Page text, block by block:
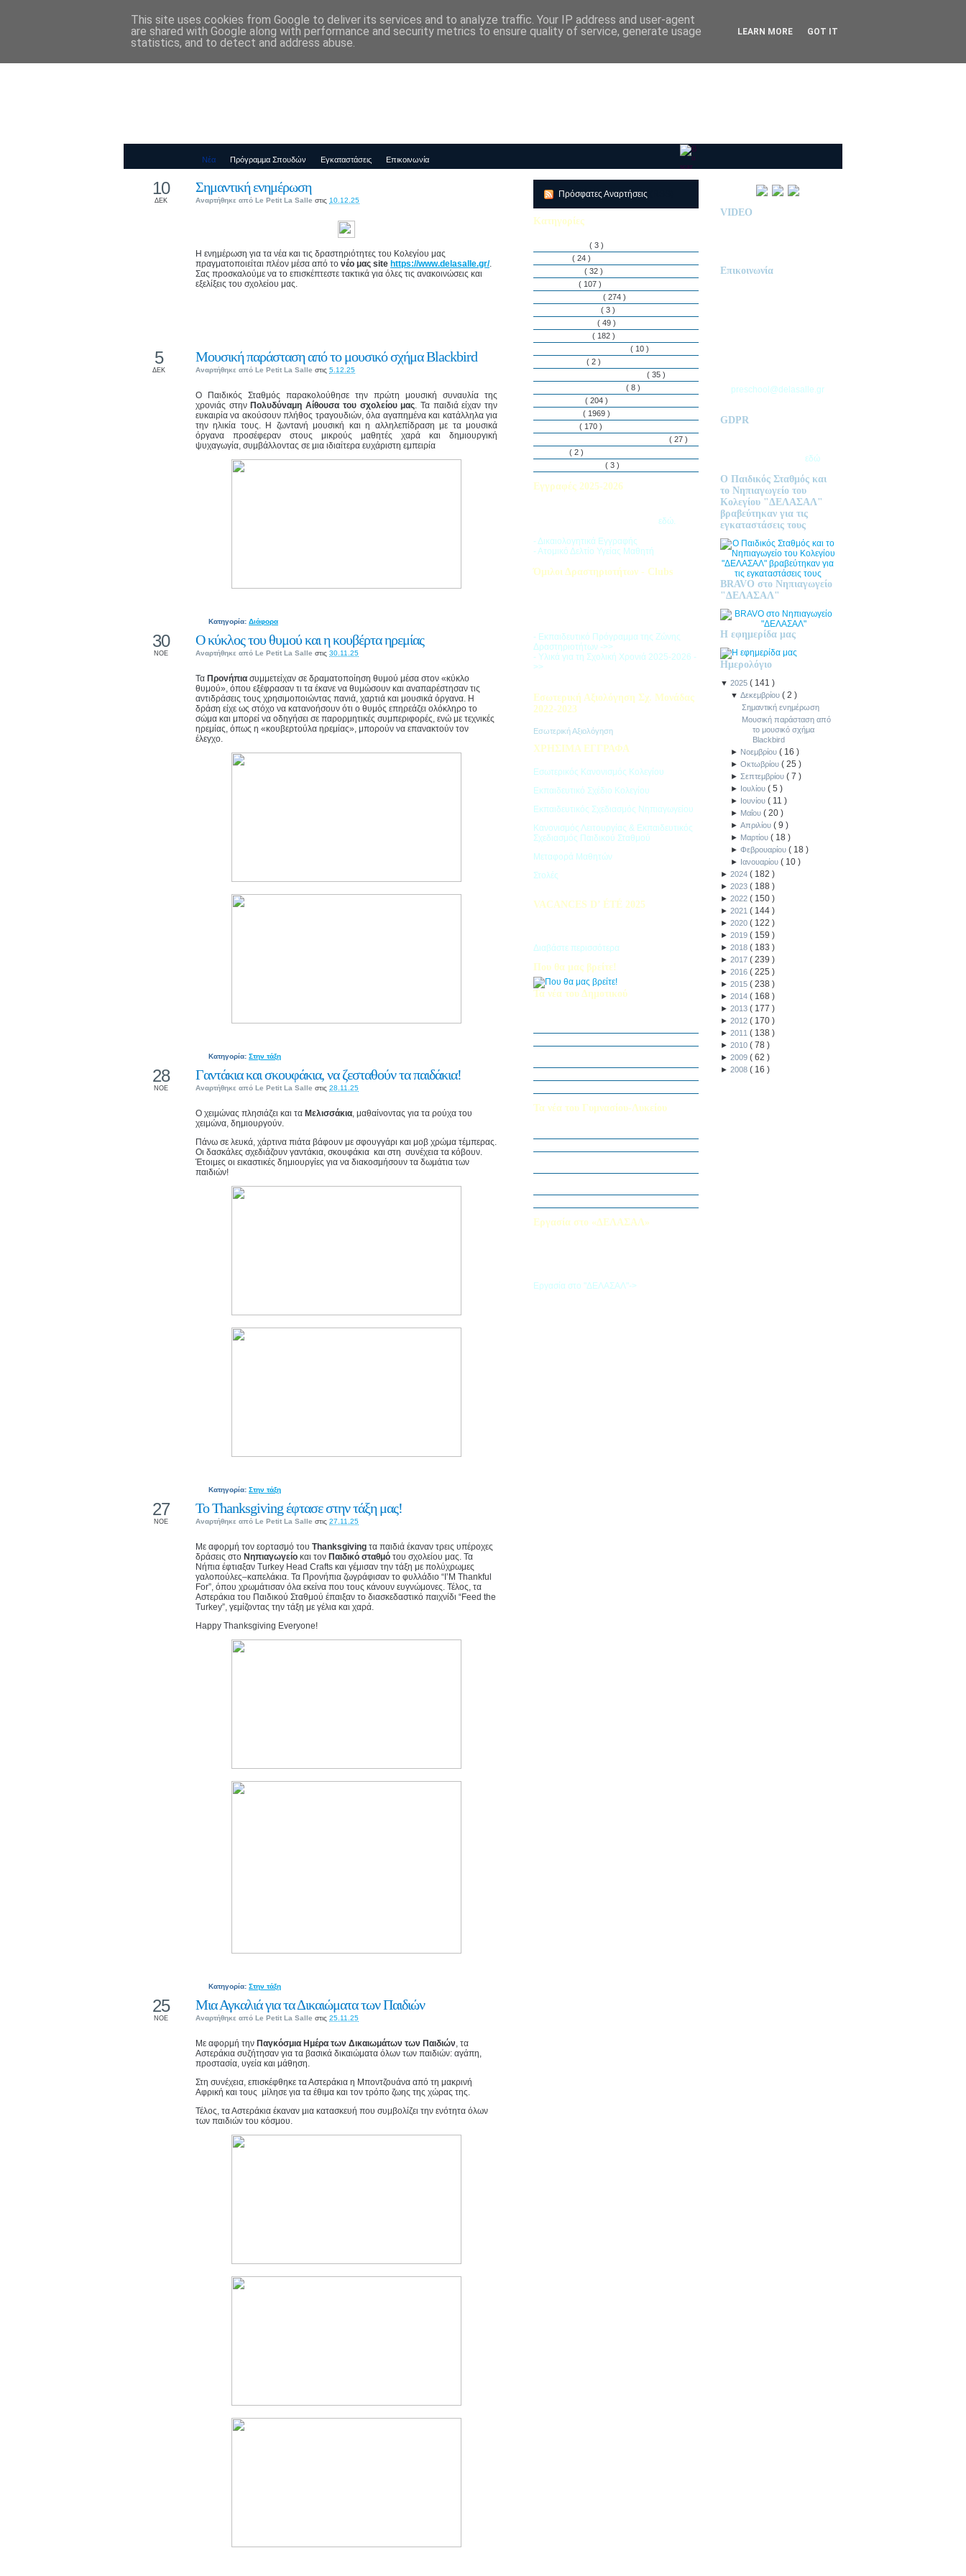
Παιδικός Σταθμός-Νηπιαγωγείο "ΔΕΛΑΣΑΛ"
Νέα Πρόγραμμα Σπουδών Εγκαταστάσεις Επικοινωνία
Σημαντική ενημέρωση
Αναρτήθηκε από Le Petit La Salle στις 10.12.25
10
ΔΕΚ
Η ενημέρωση για τα νέα και τις δραστηριότητες του Κολεγίου μας
πραγματοποιείται πλέον μέσα από το νέο μας site https://www.delasalle.gr/.
Σας προσκαλούμε να το επισκέπτεστε τακτικά για όλες τις ανακοινώσεις και
εξελίξεις του σχολείου μας.
Μουσική παράσταση από το μουσικό σχήμα Blackbird
Αναρτήθηκε από Le Petit La Salle στις 5.12.25
5
ΔΕΚ
Ο Παιδικός Σταθμός παρακολούθησε την πρώτη μουσική συναυλία της
χρονιάς στην Πολυδύναμη Αίθουσα του σχολείου μας. Τα παιδιά είχαν την
ευκαιρία να ακούσουν πλήθος τραγουδιών, όλα αγαπημένα και κατάλληλα για
την ηλικία τους. Η ζωντανή μουσική και η αλληλεπίδραση με τα μουσικά
όργανα προσέφεραν στους μικρούς μαθητές χαρά και δημιουργική
ψυχαγωγία, συμβάλλοντας σε μια ιδιαίτερα ευχάριστη εμπειρία
Κατηγορία: Διάφορα
Ο κύκλος του θυμού και η κουβέρτα ηρεμίας
Αναρτήθηκε από Le Petit La Salle στις 30.11.25
30
ΝΟΕ
Τα Προνήπια συμμετείχαν σε δραματοποίηση θυμού μέσα στον «κύκλο
θυμού», όπου εξέφρασαν τι τα έκανε να θυμώσουν και αναπαρέστησαν τις
αντιδράσεις τους χρησιμοποιώντας πανιά, χαρτιά και μουσικά όργανα. Η
δράση είχε ως στόχο να κατανοήσουν ότι ο θυμός επηρεάζει ολόκληρο το
σώμα και μπορεί να οδηγήσει σε παρορμητικές συμπεριφορές, ενώ με τεχνικές
ηρεμίας, όπως η «κουβερτούλα ηρεμίας», μπορούν να επανακτούν τον
έλεγχο.
Κατηγορία: Στην τάξη
Γαντάκια και σκουφάκια, να ζεσταθούν τα παιδάκια!
Αναρτήθηκε από Le Petit La Salle στις 28.11.25
28
ΝΟΕ
Ο χειμώνας πλησιάζει και τα Μελισσάκια, μαθαίνοντας για τα ρούχα του
χειμώνα, δημιουργούν.
Πάνω σε λευκά, χάρτινα πιάτα βάφουν με σφουγγάρι και μοβ χρώμα τέμπερας.
Οι δασκάλες σχεδιάζουν γαντάκια, σκουφάκια και στη συνέχεια τα κόβουν.
Έτοιμες οι εικαστικές δημιουργίες για να διακοσμήσουν τα δωμάτια των
παιδιών!
Κατηγορία: Στην τάξη
Το Thanksgiving έφτασε στην τάξη μας!
Αναρτήθηκε από Le Petit La Salle στις 27.11.25
27
ΝΟΕ
Με αφορμή τον εορτασμό του Thanksgiving τα παιδιά έκαναν τρεις υπέροχες
δράσεις στο Νηπιαγωγείο και τον Παιδικό σταθμό του σχολείου μας. Τα
Νήπια έφτιαξαν Turkey Head Crafts και γέμισαν την τάξη με πολύχρωμες
γαλοπούλες–καπελάκια. Τα Προνήπια ζωγράφισαν το φυλλάδιο “I’M Thankful
For”, όπου χρωμάτισαν όλα εκείνα που τους κάνουν ευγνώμονες. Τέλος, τα
Αστεράκια του Παιδικού Σταθμού έπαιξαν το διασκεδαστικό παιχνίδι “Feed the
Turkey”, γεμίζοντας την τάξη με γέλια και χαρά.
Happy Thanksgiving Everyone!
Κατηγορία: Στην τάξη
Μια Αγκαλιά για τα Δικαιώματα των Παιδιών
Αναρτήθηκε από Le Petit La Salle στις 25.11.25
25
ΝΟΕ
Με αφορμή την Παγκόσμια Ημέρα των Δικαιωμάτων των Παιδιών, τα
Αστεράκια συζήτησαν για τα βασικά δικαιώματα όλων των παιδιών: αγάπη,
προστασία, υγεία και μάθηση.
Στη συνέχεια, επισκέφθηκε τα Αστεράκια η Μποντζουάνα από τη μακρινή
Αφρική και τους μίλησε για τα έθιμα και τον τρόπο ζωης της χώρας της.
Τέλος, τα Αστεράκια έκαναν μια κατασκευή που συμβολίζει την ενότητα όλων
των παιδιών του κόσμου.
Πρόσφατες Αναρτήσεις
Κατηγορίες
( 3 )
( 24 )
( 32 )
( 107 )
( 274 )
( 3 )
( 49 )
( 182 )
( 10 )
( 2 )
( 35 )
( 8 )
( 204 )
( 1969 )
( 170 )
( 27 )
( 2 )
( 3 )
Εγγραφές 2025-2026
εδώ.
- Δικαιολογητικά Εγγραφής
- Ατομικό Δελτίο Υγείας Μαθητή
Όμιλοι Δραστηριοτήτων - Clubs
- Εκπαιδευτικό Πρόγραμμα της Ζώνης
Δραστηριοτήτων ->>
- Υλικά για τη Σχολική Χρονιά 2025-2026 -
>>
Εσωτερική Αξιολόγηση Σχ. Μονάδας
2022-2023
Εσωτερική Αξιολόγηση
ΧΡΗΣΙΜΑ ΕΓΓΡΑΦΑ
Εσωτερικός Κανονισμός Κολεγίου
Εκπαιδευτικό Σχέδιο Κολεγίου
Εκπαιδευτικός Σχεδιασμός Νηπιαγωγείου
Κανονισμός Λειτουργίας & Εκπαιδευτικός
Σχεδιασμός Παιδικού Σταθμού
Μεταφορά Μαθητών
Στολές
VACANCES D’ ÉTÉ 2025
Διαβάστε περισσότερα
Που θα μας βρείτε!
Τα νέα του Δημοτικού
Τα νέα του Γυμνασίου-Λυκείου
Εργασία στο «ΔΕΛΑΣΑΛ»
Εργασία στο "ΔΕΛΑΣΑΛ"->
VIDEO
Επικοινωνία
preschool@delasalle.gr
GDPR
εδώ
Ο Παιδικός Σταθμός και
το Νηπιαγωγείο του
Κολεγίου "ΔΕΛΑΣΑΛ"
βραβεύτηκαν για τις
εγκαταστάσεις τους
BRAVO στο Νηπιαγωγείο
"ΔΕΛΑΣΑΛ"
Η εφημερίδα μας
Ημερολόγιο
▼ 2025 ( 141 )
▼Δεκεμβρίου(2)
Σημαντική ενημέρωση
Μουσική παράσταση από
το μουσικό σχήμα
Blackbird
► Νοεμβρίου( 16)
►Οκτωβρίου(25)
►Σεπτεμβρίου(7)
► Ιουλίου(5)
► Ιουνίου( 11)
► Μαΐου(20)
►Απριλίου(9)
► Μαρτίου( 18)
►Φεβρουαρίου( 18)
► Ιανουαρίου( 10)
► 2024 ( 182 )
► 2023 ( 188 )
► 2022 ( 150 )
► 2021 ( 144 )
► 2020 ( 122 )
► 2019 ( 159 )
► 2018 ( 183 )
► 2017 ( 239 )
► 2016 ( 225 )
► 2015 ( 238 )
► 2014 ( 168 )
► 2013 ( 177 )
► 2012 ( 170 )
► 2011 ( 138 )
► 2010 ( 78 )
► 2009 ( 62 )
► 2008 ( 16 )
This site uses cookies from Google to deliver its services and to analyze traffic. Your IP address and user-agent
are shared with Google along with performance and security metrics to ensure quality of service, generate usage
statistics, and to detect and address abuse.
LEARN MORE GOT IT